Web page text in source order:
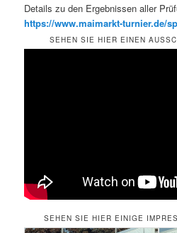
Details zu den Ergebnissen aller
https://www.maimarkt-turnier.de/
SEHEN SIE HIER EINEN
SEHEN SIE HIER EINIGE